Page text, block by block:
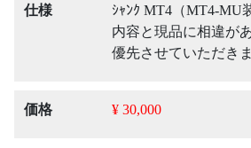
仕様
ｼｬﾝｸ MT4（MT4-MU
内容と現品に相違が
優先させていただきま
価格 ¥ 30,000